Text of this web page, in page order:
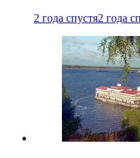
2 года спустя2 года